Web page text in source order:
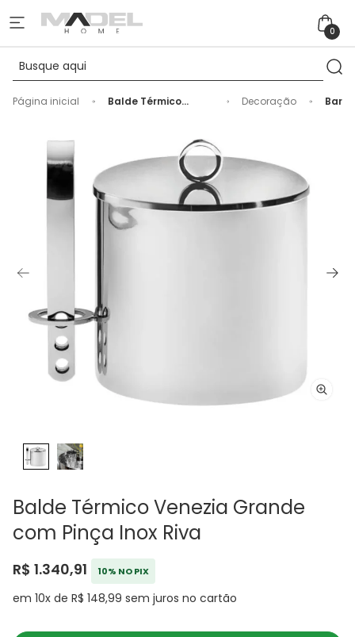
0
Página inicial
Balde Térmico
Decoração Bar
Balde Térmico Venezia Grande
com Pinça Inox Riva
R$ 1.340,91 10% NO PIX
em 10x de R$ 148,99 sem juros no cartão